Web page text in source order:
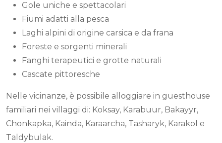
Gole uniche e spettacolari
Fiumi adatti alla pesca
Laghi alpini di origine carsica e da frana
Foreste e sorgenti minerali
Fanghi terapeutici e grotte naturali
Cascate pittoresche
Nelle vicinanze, è possibile alloggiare in guesthouse
familiari nei villaggi di: Koksay, Karabuur, Bakayyr,
Chonkapka, Kainda, Karaarcha, Tasharyk, Karakol e
Taldybulak.